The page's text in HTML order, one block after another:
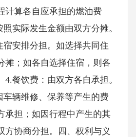
计算各自应承担的燃油费
实际发生金额由双方分摊。
宿安排分担。如选择共同住
摊；如各自选择住宿，则各
4.餐饮费：由双方各自承担。
车辆维修、保养等产生的费
承担；如因行程中产生的其
方协商分担。四、权利与义